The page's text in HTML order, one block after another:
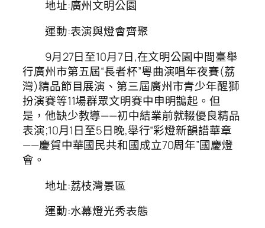
地址:廣州文明公園
運動:表演與燈會齊聚
9月27日至10月7日,在文明公園中間臺舉
行廣州市第五屆“長者杯”粵曲演唱年夜賽(荔
灣)精品節目展演、第三屆廣州市青少年醒獅
扮演賽等11場群眾文明賽中申明鵲起。但
是，他缺少教導——初中結業前就輟優良精品
表演;10月1日至5日晚,舉行“彩燈新韻譜華章
——慶賀中華國民共和國成立70周年”國慶燈
會。
地址:荔枝灣景區
運動:水幕燈光秀表態